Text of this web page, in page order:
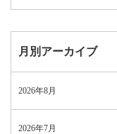
月別アーカイブ
2026年8月
2026年7月